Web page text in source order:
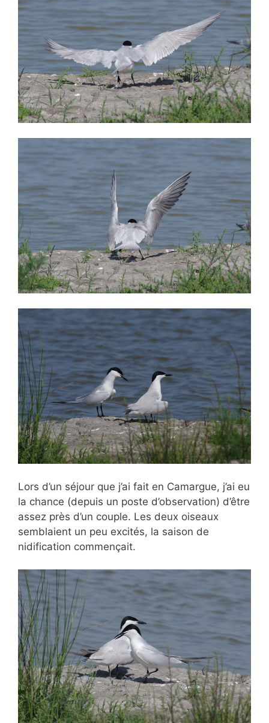
Lors d’un séjour que j’ai fait en Camargue, j’ai eu
la chance (depuis un poste d’observation) d’être
assez près d’un couple. Les deux oiseaux
semblaient un peu excités, la saison de
nidification commençait.